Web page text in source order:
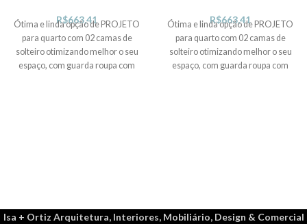
R$663,41
Ótima e linda opção de PROJETO
para quarto com 02 camas de
solteiro otimizando melhor o seu
espaço, com guarda roupa com
R$663,41
Ótima e linda opção de PROJETO
para quarto com 02 camas de
solteiro otimizando melhor o seu
espaço, com guarda roupa com
Isa + Ortiz Arquitetura, Interiores, Mobiliário, Design & Comercial